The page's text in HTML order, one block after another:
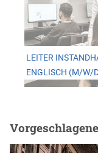
LEITER
ENGLISCH (M/W/